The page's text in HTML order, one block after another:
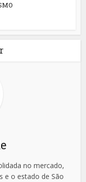
no mercado,
e o estado de São